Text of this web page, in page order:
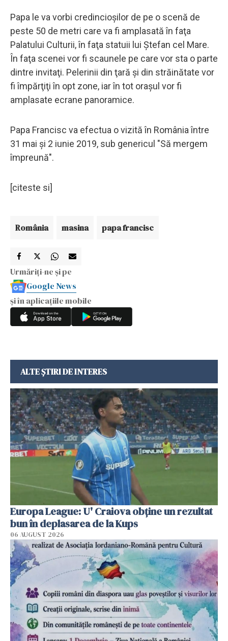
Papa le va vorbi credincioşilor de pe o scenă de
peste 50 de metri care va fi amplasată în faţa
Palatului Culturii, în faţa statuii lui Ştefan cel Mare.
În faţa scenei vor fi scaunele pe care vor sta o parte
dintre invitaţi. Pelerinii din ţară şi din străinătate vor
fi împărţiţi în opt zone, iar în tot oraşul vor fi
amplasate ecrane panoramice.
Papa Francisc va efectua o vizită în România între
31 mai şi 2 iunie 2019, sub genericul "Să mergem
împreună".
[citeste si]
România masina papa francisc
Urmăriți-ne și pe
Google News
și în aplicațiile mobile
ALTE ȘTIRI DE INTERES
Europa League: U' Craiova obține un rezultat
bun în deplasarea de la Kups
06 AUGUST 2026